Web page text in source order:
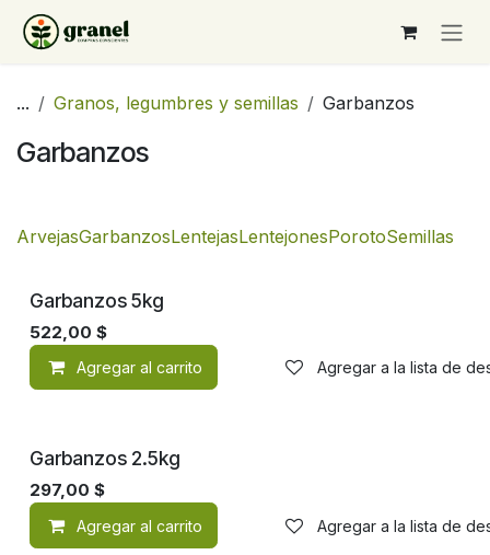
Ir al contenido
... Granos, legumbres y semillas Garbanzos
Garbanzos
ArvejasGarbanzosLentejasLentejonesPorotoSemillas
Garbanzos 5kg
522,00 $
Agregar al carrito Agregar a la lista de
Garbanzos 2.5kg
297,00 $
Agregar al carrito Agregar a la lista de